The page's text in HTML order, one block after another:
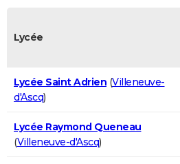
Lycée
Lycée Saint Adrien (Villeneuve-
d'Ascq)
Lycée Raymond Queneau
(Villeneuve-d'Ascq)